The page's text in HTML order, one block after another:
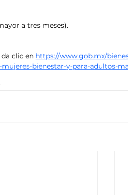
a tres meses).
clic en https://www.gob.mx/
bienestar-y-para-adultos-